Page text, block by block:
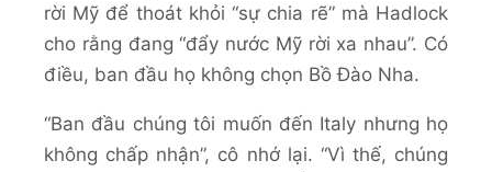
rời Mỹ để thoát khỏi “sự chia rẽ” mà Hadlock
cho rằng đang “đẩy nước Mỹ rời xa nhau”. Có
điều, ban đầu họ không chọn Bồ Đào Nha.
“Ban đầu chúng tôi muốn đến Italy nhưng họ
không chấp nhận”, cô nhớ lại. “Vì thế, chúng